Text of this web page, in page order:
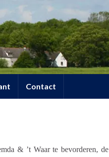
Contact
& ’t Waar te bevorderen, de